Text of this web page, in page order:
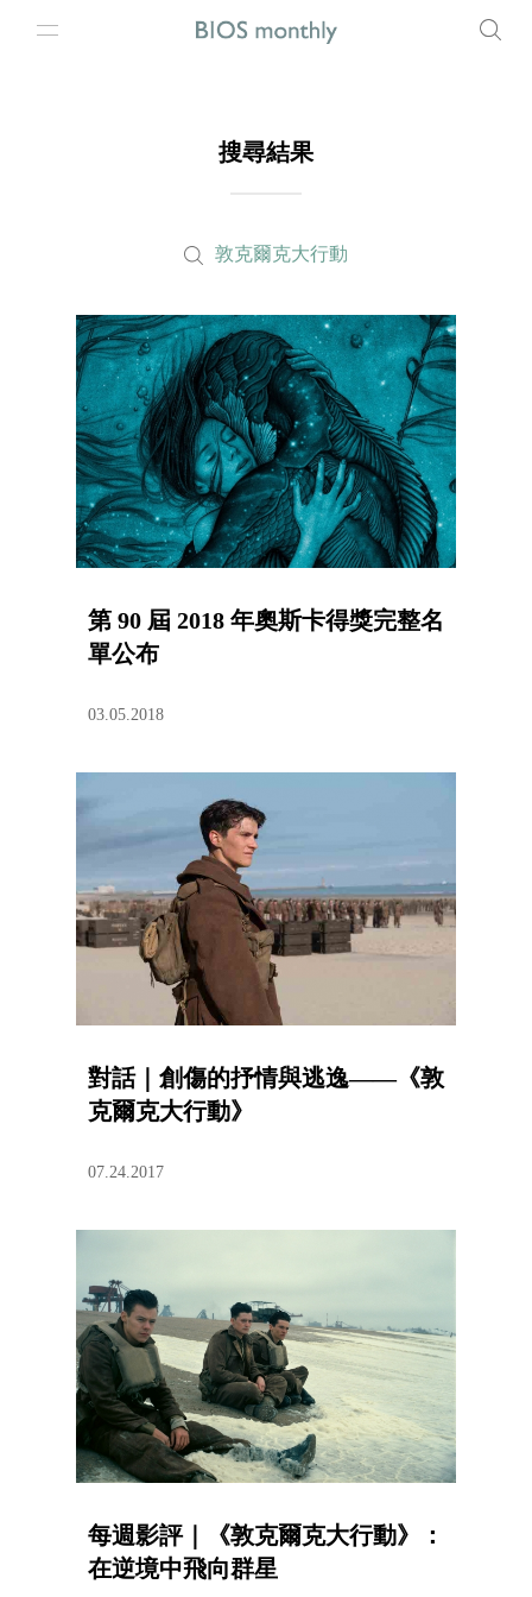
搜尋結果
敦克爾克大行動
第 90 屆 2018 年奧斯卡得獎完整名
單公布
03.05.2018
對話｜創傷的抒情與逃逸——《敦
克爾克大行動》
07.24.2017
每週影評｜《敦克爾克大行動》：
在逆境中飛向群星